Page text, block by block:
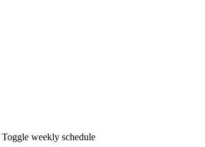
Toggle weekly schedule